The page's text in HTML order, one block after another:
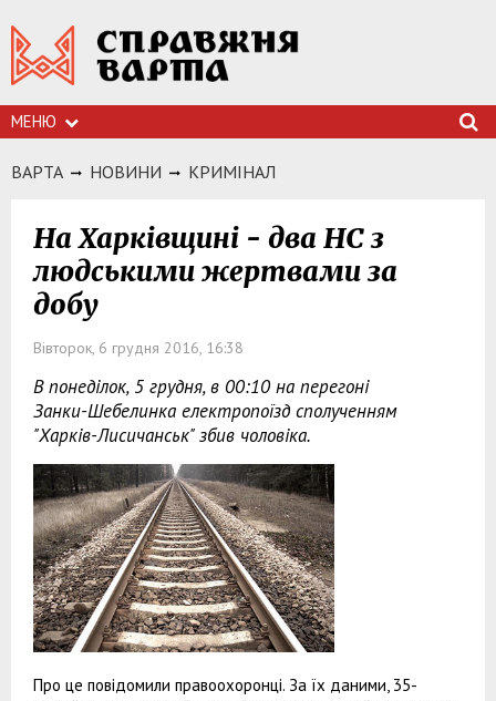
МЕНЮ
ВАРТА НОВИНИ КРИМIНАЛ
На Харківщині - два НС з
людськими жертвами за
добу
Вівторок, 6 грудня 2016, 16:38
В понеділок, 5 грудня, в 00:10 на перегоні
Занки-Шебелинка електропоїзд сполученням
"Харків-Лисичанськ" збив чоловіка.
Про це повідомили правоохоронці. За їх даними, 35-